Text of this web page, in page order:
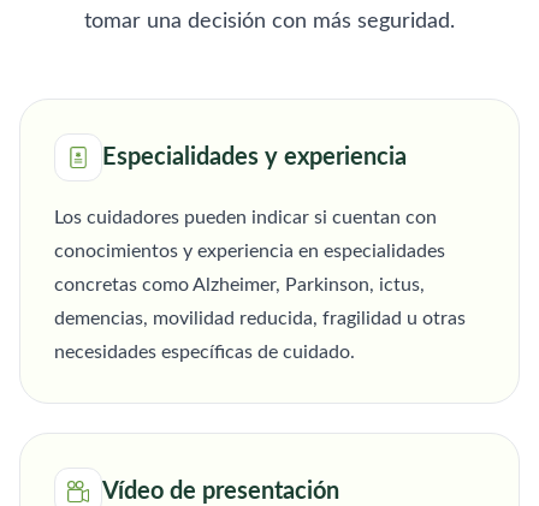
tomar una decisión con más seguridad.
Especialidades y experiencia
Los cuidadores pueden indicar si cuentan con
conocimientos y experiencia en especialidades
concretas como Alzheimer, Parkinson, ictus,
demencias, movilidad reducida, fragilidad u otras
necesidades específicas de cuidado.
Vídeo de presentación